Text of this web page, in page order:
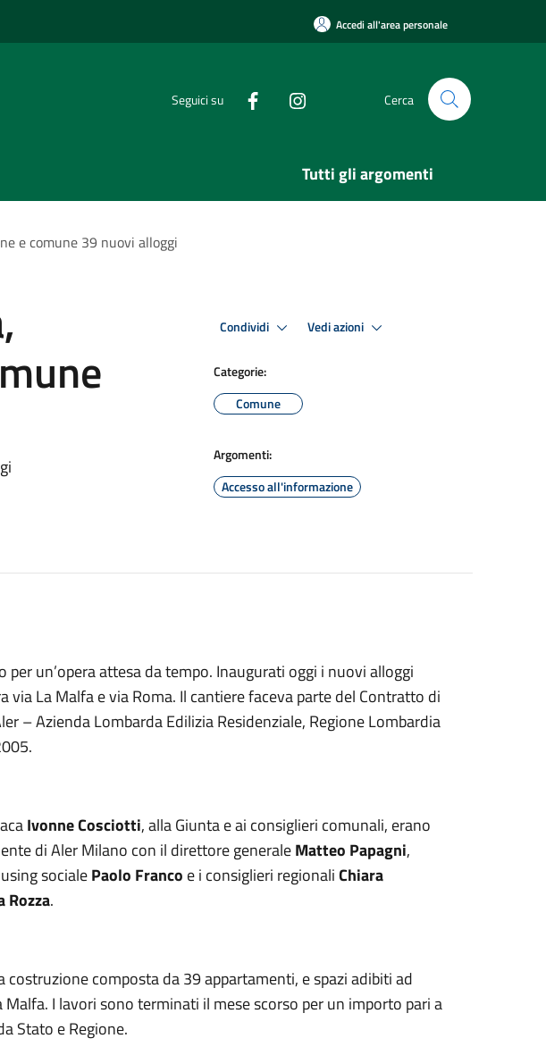
Accedi all'area personale
Seguici su Cerca
Tutti gli argomenti
e comune 39 nuovi alloggi
Condividi Vedi azioni
Categorie:
Comune
Argomenti:
Accesso all'informazione
per un’opera attesa da tempo. Inaugurati oggi i nuovi alloggi
via La Malfa e via Roma. Il cantiere faceva parte del Contratto di
– Azienda Lombarda Edilizia Residenziale, Regione Lombardia
Ivonne Cosciotti, alla Giunta e ai consiglieri comunali, erano
di Aler Milano con il direttore generaleMatteo Papagni,
socialePaolo Franco e i consiglieri regionaliChiara
Rozza.
composta da 39 appartamenti, e spazi adibiti ad
I lavori sono terminati il mese scorso per un importo pari a
Stato e Regione.